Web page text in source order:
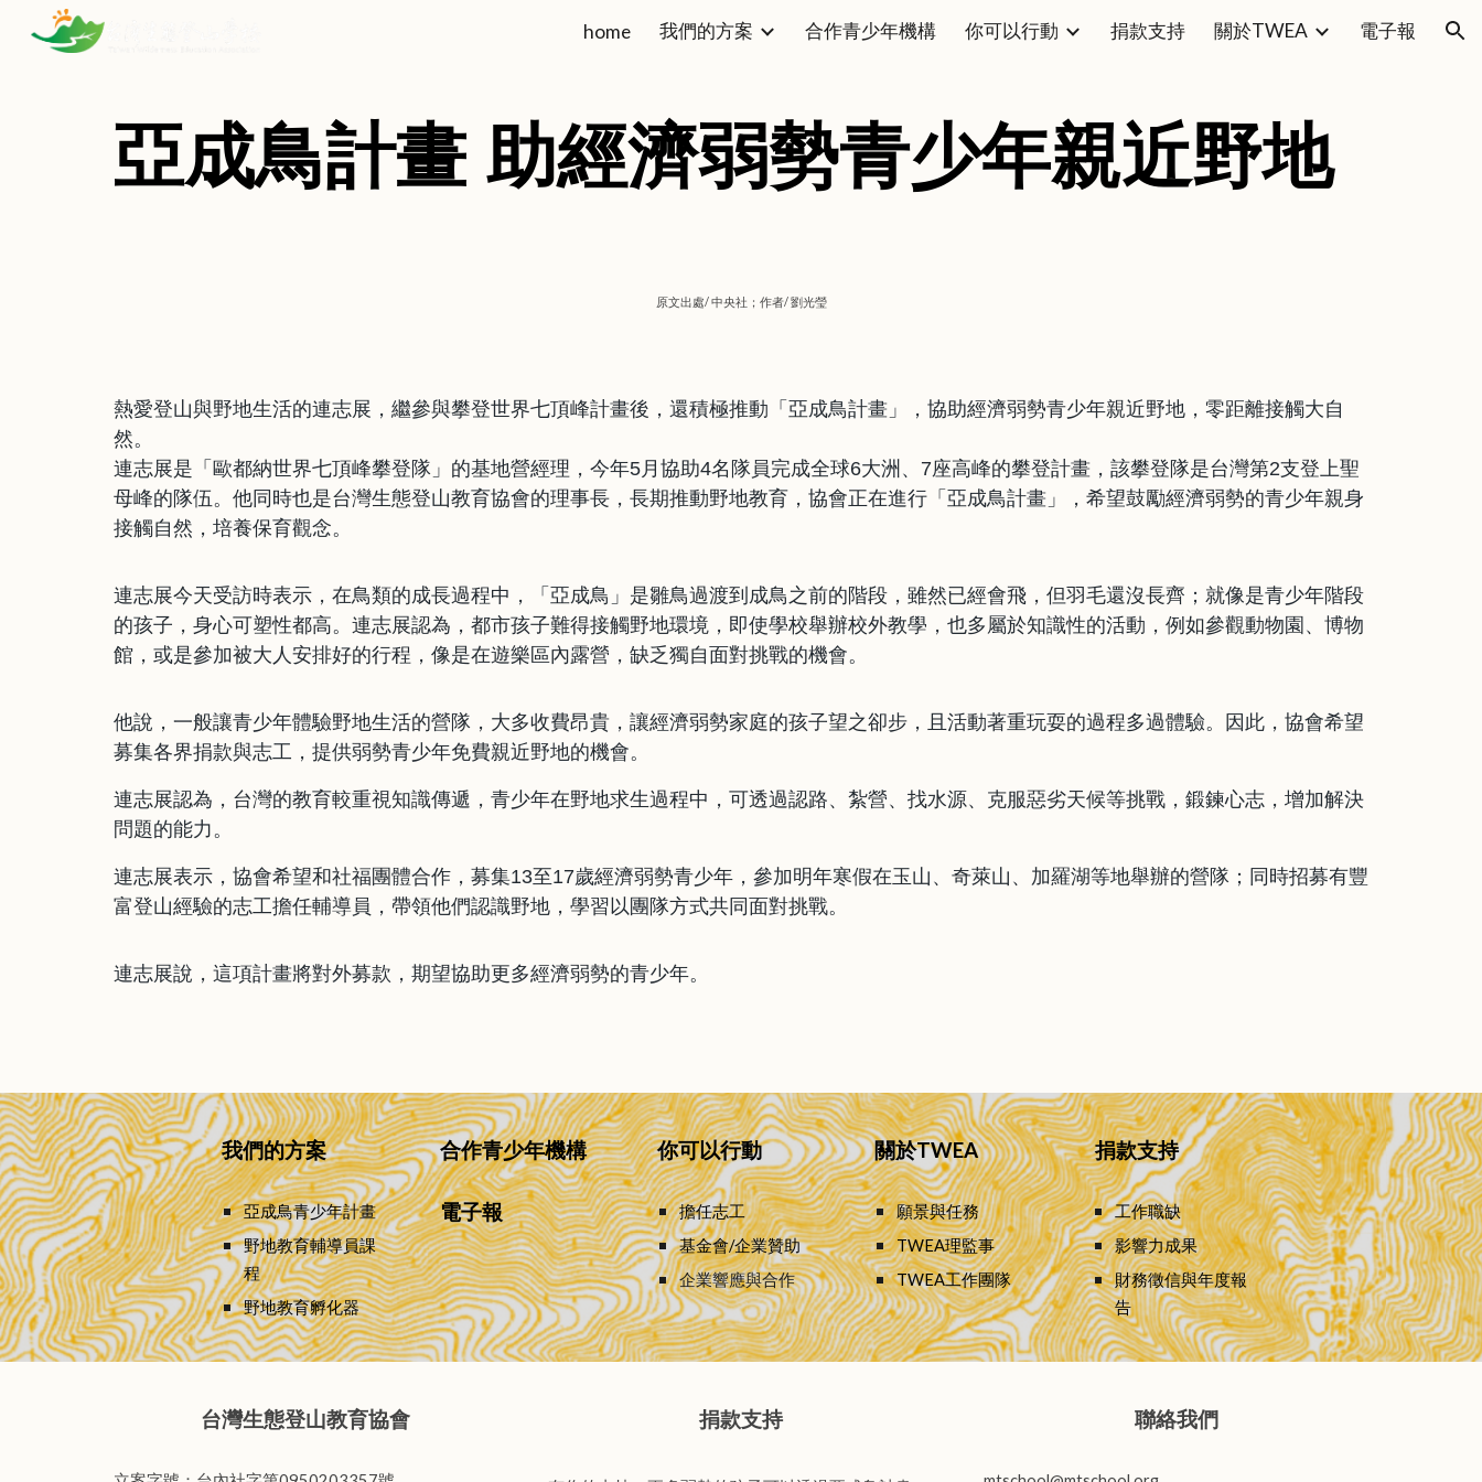
Skip to main content Skip to navigation
home 我們的方案 合作青少年機構 你可以行動 捐款支持 關於TWEA 電子報
亞成鳥計畫 助經濟弱勢青少年親近野地
原文出處/中央社 ；作者/劉光瑩
熱愛登山與野地生活的連志展，繼參與攀登世界七頂峰計畫後，還積極推動「亞成鳥計畫」，協助經濟弱勢青少年親近野地，零距離接觸大自
然。
連志展是「歐都納世界七頂峰攀登隊」的基地營經理，今年5月協助4名隊員完成全球6大洲、7座高峰的攀登計畫，該攀登隊是台灣第2支登上聖
母峰的隊伍。他同時也是台灣生態登山教育協會的理事長，長期推動野地教育，協會正在進行「亞成鳥計畫」，希望鼓勵經濟弱勢的青少年親身
接觸自然，培養保育觀念。
連志展今天受訪時表示，在鳥類的成長過程中，「亞成鳥」是雛鳥過渡到成鳥之前的階段，雖然已經會飛，但羽毛還沒長齊；就像是青少年階段
的孩子，身心可塑性都高。連志展認為，都市孩子難得接觸野地環境，即使學校舉辦校外教學，也多屬於知識性的活動，例如參觀動物園、博物
館，或是參加被大人安排好的行程，像是在遊樂區內露營，缺乏獨自面對挑戰的機會。
他說，一般讓青少年體驗野地生活的營隊，大多收費昂貴，讓經濟弱勢家庭的孩子望之卻步，且活動著重玩耍的過程多過體驗。因此，協會希望
募集各界捐款與志工，提供弱勢青少年免費親近野地的機會。
連志展認為，台灣的教育較重視知識傳遞，青少年在野地求生過程中，可透過認路、紮營、找水源、克服惡劣天候等挑戰，鍛鍊心志，增加解決
問題的能力。
連志展表示，協會希望和社福團體合作，募集13至17歲經濟弱勢青少年，參加明年寒假在玉山、奇萊山、加羅湖等地舉辦的營隊；同時招募有豐
富登山經驗的志工擔任輔導員，帶領他們認識野地，學習以團隊方式共同面對挑戰。
連志展說，這項計畫將對外募款，期望協助更多經濟弱勢的青少年。
我們的方案
亞成鳥青少年計畫
野地教育輔導員課
程
野地教育孵化器
合作青少年機構
電子報
你可以行動
擔任志工
基金會/企業贊助
企業響應與合作
關於TWEA
願景與任務
TWEA理監事
TWEA工作團隊
捐款支持
工作職缺
影響力成果
財務徵信與年度報
告
台灣生態登山教育協會 捐款支持 聯絡我們